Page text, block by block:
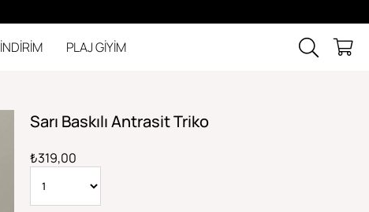
İNDİRİM PLAJ GİYİM
Sarı Baskılı Antrasit Triko
₺319,00